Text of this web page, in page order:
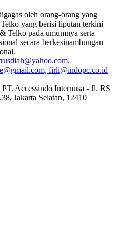
oleh orang-orang yang
yang berisi liputan terkini
Telko pada umumnya serta
secara berkesinambungan
firli@indopc.co.id
Accessindo Internusa - Jl. RS
Jakarta Selatan, 12410